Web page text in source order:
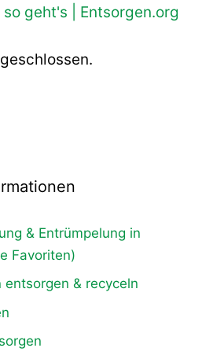
geht's | Entsorgen.org
& Entrümpelung in
Favoriten)
entsorgen & recyceln